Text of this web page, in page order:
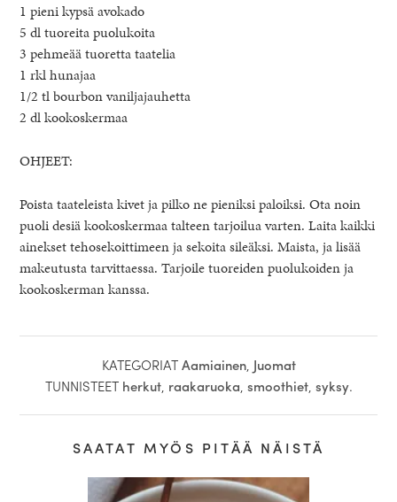
1 pieni kypsä avokado
5 dl tuoreita puolukoita
3 pehmeää tuoretta taatelia
1 rkl hunajaa
1/2 tl bourbon vaniljajauhetta
2 dl kookoskermaa
OHJEET:
Poista taateleista kivet ja pilko ne pieniksi paloiksi. Ota noin
puoli desiä kookoskermaa talteen tarjoilua varten. Laita kaikki
ainekset tehosekoittimeen ja sekoita sileäksi. Maista, ja lisää
makeutusta tarvittaessa. Tarjoile tuoreiden puolukoiden ja
kookoskerman kanssa.
KATEGORIAT Aamiainen, Juomat
TUNNISTEET herkut, raakaruoka, smoothiet, syksy.
SAATAT MYÖS PITÄÄ NÄISTÄ